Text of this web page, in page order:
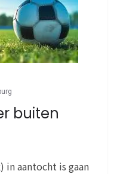
buiten
aantocht is gaan